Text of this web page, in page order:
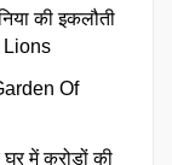
की इकलौती
Lions
Of
में करोड़ों की